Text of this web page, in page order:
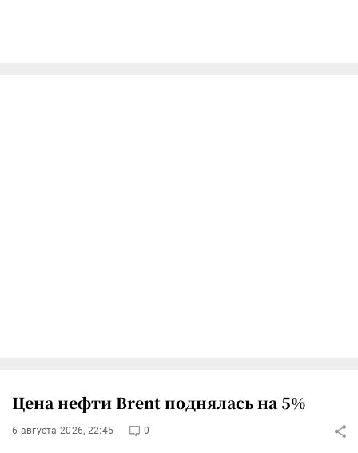
Цена нефти Brent поднялась на 5%
6 августа 2026, 22:45 0